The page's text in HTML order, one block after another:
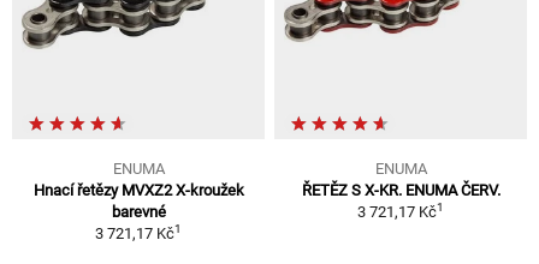
ENUMA
Hnací řetězy MVXZ2 X-kroužek
barevné
3 721,17 Kč1
ENUMA
ŘETĚZ S X-KR. ENUMA ČERV.
3 721,17 Kč1